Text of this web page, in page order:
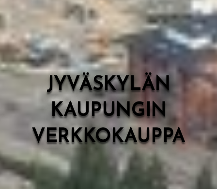
JYVÄSKYLÄN
KAUPUNGIN
VERKKOKAUPPA